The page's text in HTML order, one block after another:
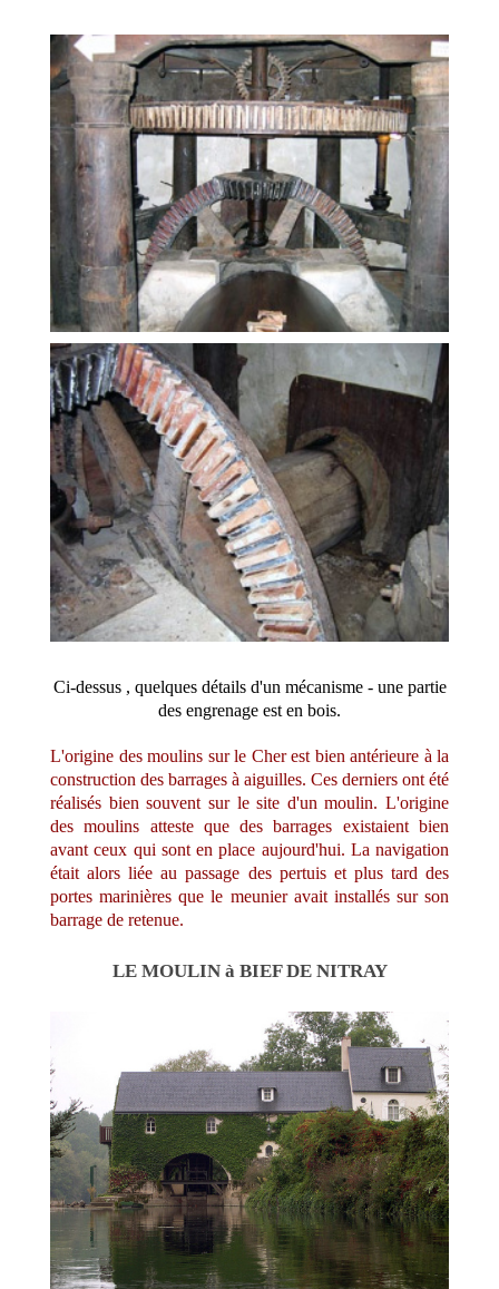
Ci-dessus , quelques détails d'un mécanisme - une partie
des engrenage est en bois.
L'origine des moulins sur le Cher est bien antérieure à la
construction des barrages à aiguilles. Ces derniers ont été
réalisés bien souvent sur le site d'un moulin. L'origine
des moulins atteste que des barrages existaient bien
avant ceux qui sont en place aujourd'hui. La navigation
était alors liée au passage des pertuis et plus tard des
portes marinières que le meunier avait installés sur son
barrage de retenue.
LE MOULIN à BIEF DE NITRAY